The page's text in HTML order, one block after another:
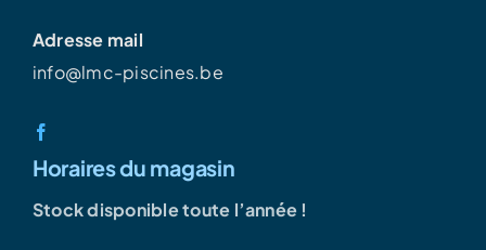
Adresse mail
info@lmc-piscines.be
Horaires du magasin
Stock disponible toute l’année !